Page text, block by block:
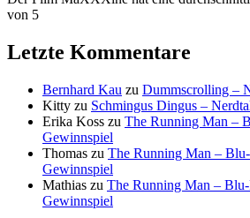
von 5
Letzte Kommentare
Bernhard Kau zu Dummscrolling –
Kitty zu Schmingus Dingus –
Erika Koss zu The Running Man –
Gewinnspiel
Thomas zu The Running Man –
Gewinnspiel
Mathias zu The Running Man –
Gewinnspiel